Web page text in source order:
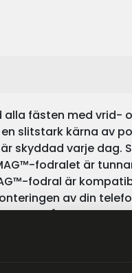
fästen med
en slitstark kärna
varje dag.
fodralet är
fodral är
av din
trådlös laddning.
Sammansatt
med
59–84 g